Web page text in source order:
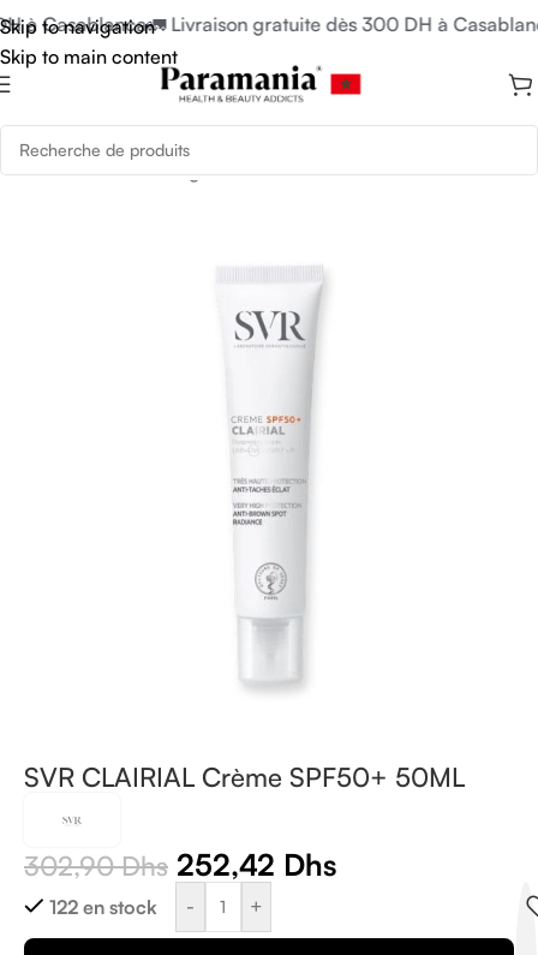
Skip to navigation
Skip to main content
à Casablanca🚛 Livraison gratuite dès 300 DH à
Accueil/Soins du Visage/Tâches
SVR CLAIRIAL Crème SPF50+ 50ML
302,90Dhs 252,42 Dhs
122 en stock - +